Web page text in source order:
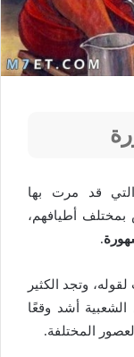
التي قد مرت بها
بمختلف أطيافهم،
.
وتجد الكثير
الشعبية أشد وقعًا
المختلفة.